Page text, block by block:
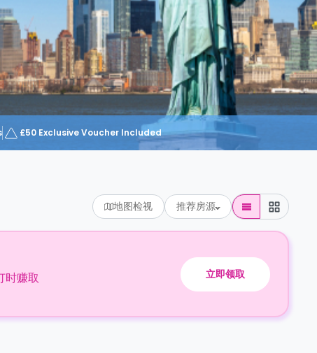
£50 Exclusive Voucher Included
地图检视 推荐房源
时赚取
立即领取